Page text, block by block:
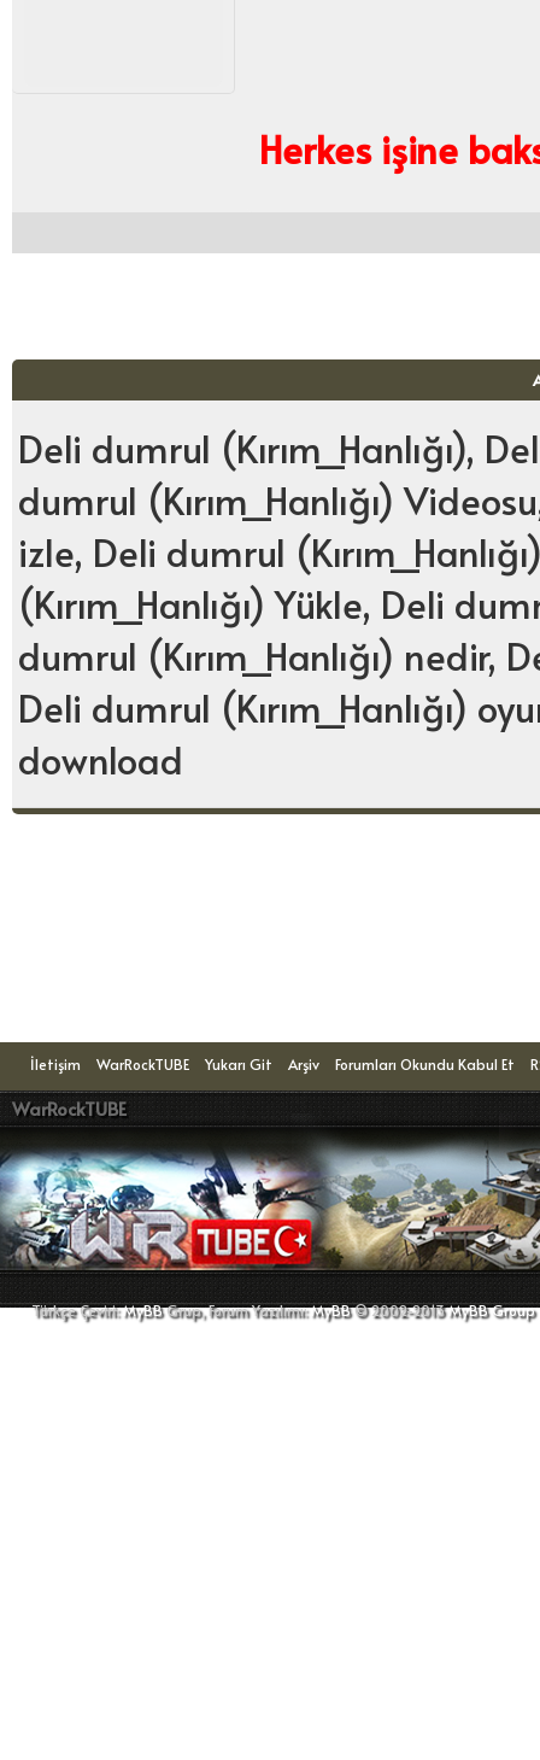
Herkes işine
Deli dumrul (Kırım_Hanlığı),
dumrul (Kırım_Hanlığı)
izle, Deli dumrul
(Kırım_Hanlığı) Yükle, Deli
dumrul (Kırım_Hanlığı) nedir,
Deli dumrul (Kırım_Hanlığı)
download
İletişim WarRockTUBE Yukarı Git Arşiv Forumları Okundu Kabul Et
WarRockTUBE
Türkçe Çeviri:MyBBGrup, Forum Yazılımı:MyBB© 2002-2013MyBB Group